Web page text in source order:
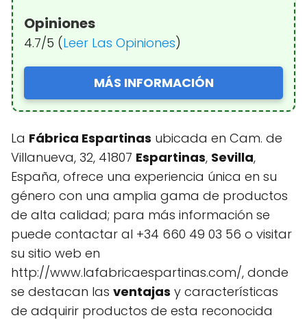
Opiniones
4.7/5 (Leer Las Opiniones)
MÁS INFORMACIÓN
La Fábrica Espartinas ubicada en Cam. de
Villanueva, 32, 41807 Espartinas, Sevilla,
España, ofrece una experiencia única en su
género con una amplia gama de productos
de alta calidad; para más información se
puede contactar al +34 660 49 03 56 o visitar
su sitio web en
http://www.lafabricaespartinas.com/, donde
se destacan las ventajas y características
de adquirir productos de esta reconocida